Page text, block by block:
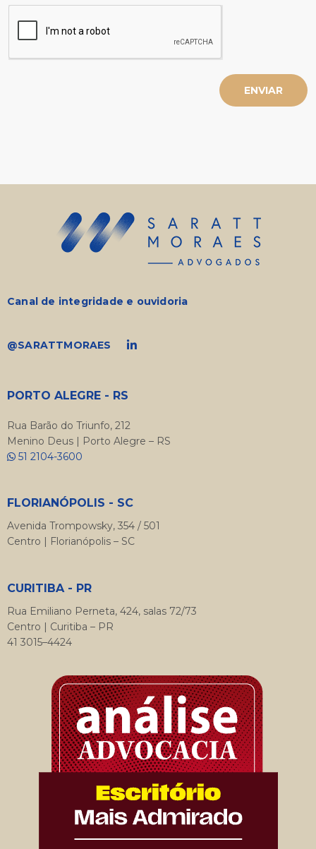
ENVIAR
Canal de integridade e ouvidoria
@SARATTMORAES
PORTO ALEGRE - RS
Rua Barão do Triunfo, 212
Menino Deus | Porto Alegre – RS
51 2104-3600
FLORIANÓPOLIS - SC
Avenida Trompowsky, 354 / 501
Centro | Florianópolis – SC
CURITIBA - PR
Rua Emiliano Perneta, 424, salas 72/73
Centro | Curitiba – PR
41 3015–4424